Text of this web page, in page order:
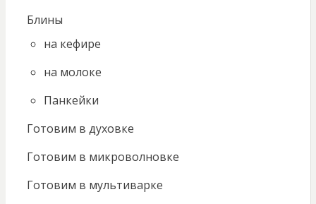
Блины
на кефире
на молоке
Панкейки
Готовим в духовке
Готовим в микроволновке
Готовим в мультиварке